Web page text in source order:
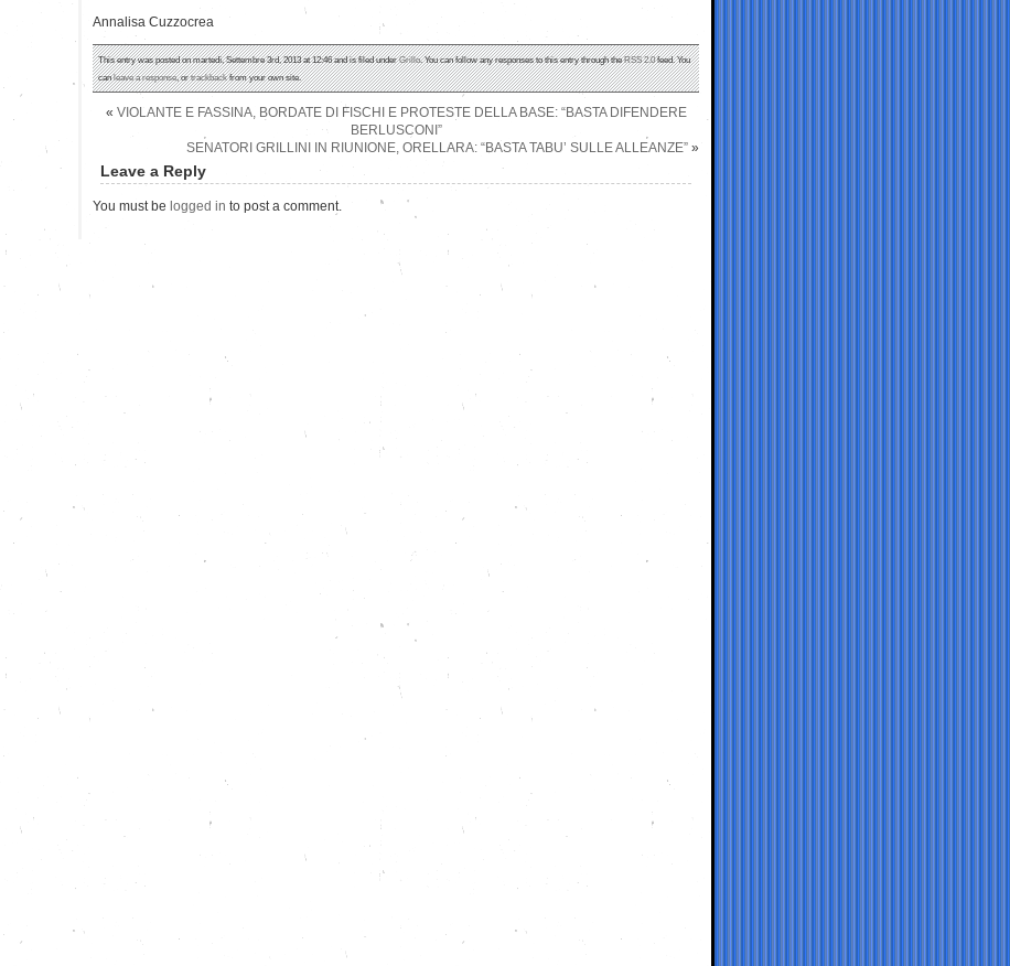
Annalisa Cuzzocrea
This entry was posted on martedì, Settembre 3rd, 2013 at 12:46 and is filed underGrillo. You can follow any responses to this entry through theRSS 2.0feed. You
canleave a response, ortrackbackfrom your own site.
« VIOLANTE E FASSINA, BORDATE DI FISCHI E PROTESTE DELLA BASE: “BASTA DIFENDERE
BERLUSCONI”
SENATORI GRILLINI IN RIUNIONE, ORELLARA: “BASTA TABU’ SULLE ALLEANZE” »
Leave a Reply
You must be logged in to post a comment.